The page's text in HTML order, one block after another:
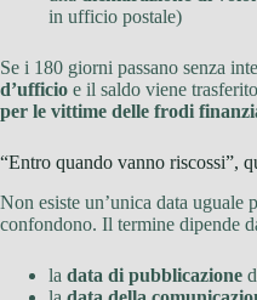
in ufficio postale)
Se i 180 giorni passano senza
d’ufficio e il saldo viene
per le vittime delle frodi
“Entro quando vanno riscossi”,
Non esiste un’unica data uguale
confondono. Il termine dipende
la data di pubblicazione